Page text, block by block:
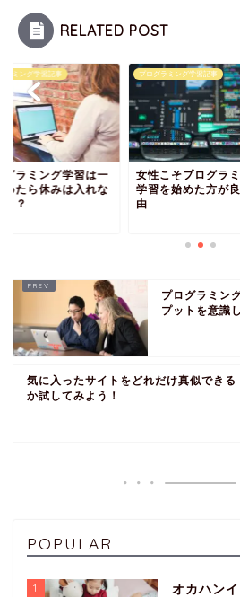
RELATED POST
ラミング学習記事
グラミング学習は一
めたら休みは入れな
き？
プログラミング学習記事
女性こそプログラ
学習を始めた方が
由
プログラミン
プットを意識
気に入ったサイトをどれだけ真似できる
か試してみよう！
POPULAR
1
オカハン